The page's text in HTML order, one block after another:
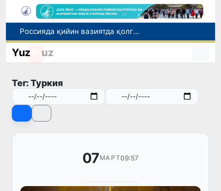
Россияда қийин вазиятда қолган юзлаб ўзбекистонликлар ортга қайтарилди
2030 йилгача хавфли чиқиндиларни қайта ишлаш даражаси 20 фоизга етказилади
Ўзбекистонда Барқарор ривожланиш мақсадлари ойлигига старт берилди
Yuz uz
Тег: Туркия
07МАРТ09:57